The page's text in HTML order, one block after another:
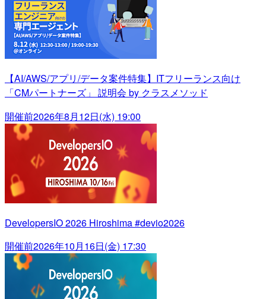
【AI/AWS/アプリ/データ案件特集】ITフリーランス向け
「CMパートナーズ」 説明会 by クラスメソッド
開催前2026年8月12日(水) 19:00
DevelopersIO 2026 Hiroshima #devio2026
開催前2026年10月16日(金) 17:30